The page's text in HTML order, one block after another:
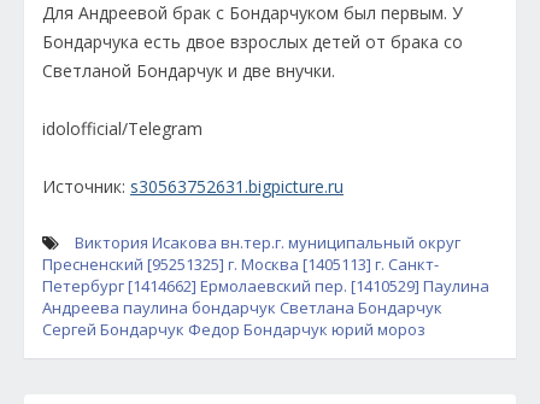
Для Андреевой брак с Бондарчуком был первым. У
Бондарчука есть двое взрослых детей от брака со
Светланой Бондарчук и две внучки.
idolofficial/Telegram
Источник: s30563752631.bigpicture.ru
Виктория Исакова вн.тер.г. муниципальный округ
Пресненский [95251325] г. Москва [1405113] г. Санкт-
Петербург [1414662] Ермолаевский пер. [1410529] Паулина
Андреева паулина бондарчук Светлана Бондарчук
Сергей Бондарчук Федор Бондарчук юрий мороз